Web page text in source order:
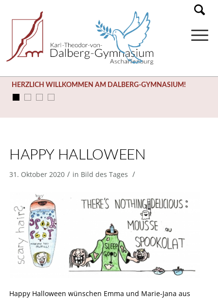
HERZLICH WILLKOMMEN AM DALBERG-GYMNASIUM!
HAPPY HALLOWEEN
31. Oktober 2020 / in Bild des Tages /
Happy Halloween wünschen Emma und Marie-Jana aus